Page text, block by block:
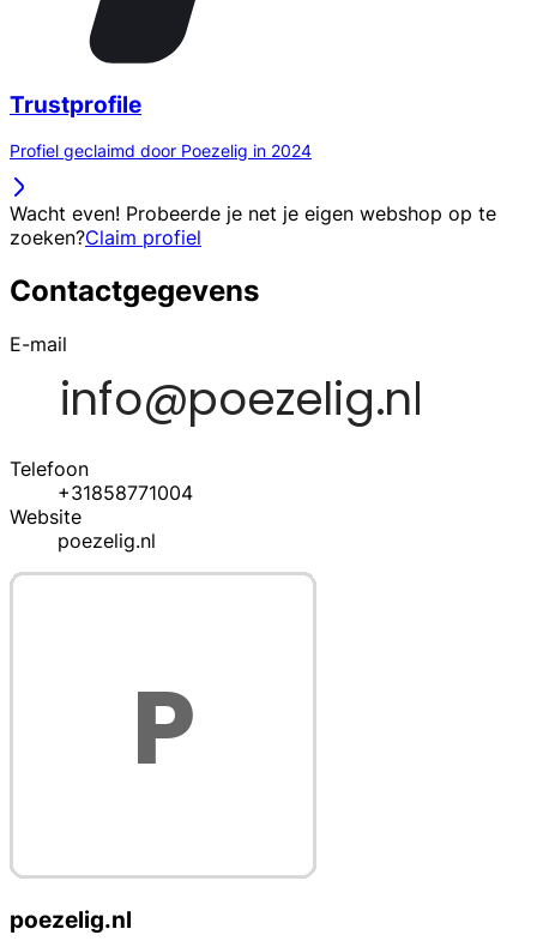
Trustprofile
Profiel geclaimd door Poezelig in 2024
Wacht even! Probeerde je net je eigen webshop op te
zoeken?Claim profiel
Contactgegevens
E-mail
Telefoon
+31858771004
Website
poezelig.nl
poezelig.nl